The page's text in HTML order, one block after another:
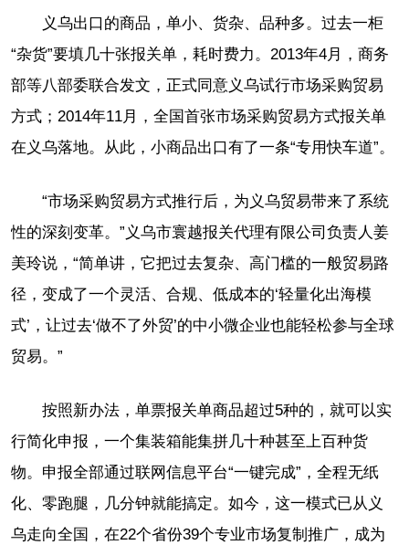
义乌出口的商品，单小、货杂、品种多。过去一柜
“杂货”要填几十张报关单，耗时费力。2013年4月，商务
部等八部委联合发文，正式同意义乌试行市场采购贸易
方式；2014年11月，全国首张市场采购贸易方式报关单
在义乌落地。从此，小商品出口有了一条“专用快车道”。
“市场采购贸易方式推行后，为义乌贸易带来了系统
性的深刻变革。”义乌市寰越报关代理有限公司负责人姜
美玲说，“简单讲，它把过去复杂、高门槛的一般贸易路
径，变成了一个灵活、合规、低成本的‘轻量化出海模
式’，让过去‘做不了外贸’的中小微企业也能轻松参与全球
贸易。”
按照新办法，单票报关单商品超过5种的，就可以实
行简化申报，一个集装箱能集拼几十种甚至上百种货
物。申报全部通过联网信息平台“一键完成”，全程无纸
化、零跑腿，几分钟就能搞定。如今，这一模式已从义
乌走向全国，在22个省份39个专业市场复制推广，成为